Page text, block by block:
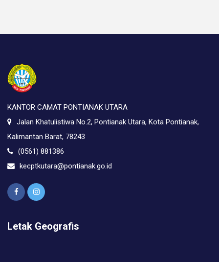
KANTOR CAMAT PONTIANAK UTARA
Jalan Khatulistiwa No.2, Pontianak Utara, Kota Pontianak,
Kalimantan Barat, 78243
(0561) 881386
kecptkutara@pontianak.go.id
Letak Geografis